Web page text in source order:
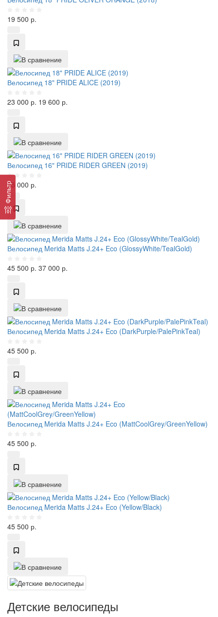
Фильтр
19 500 р.
Велосипед 18" PRIDE ALICE (2019)
23 000 р. 19 600 р.
Велосипед 16" PRIDE RIDER GREEN (2019)
25 000 р.
Велосипед Merida Matts J.24+ Eco (GlossyWhite/TealGold)
45 500 р. 37 000 р.
Велосипед Merida Matts J.24+ Eco (DarkPurple/PalePinkTeal)
45 500 р.
Велосипед Merida Matts J.24+ Eco (MattCoolGrey/GreenYellow)
45 500 р.
Велосипед Merida Matts J.24+ Eco (Yellow/Black)
45 500 р.
Детские велосипеды